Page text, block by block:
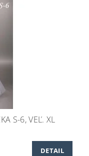
S-6, VEĽ. XL
DETAIL